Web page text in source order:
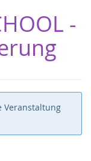
-
Veranstaltung